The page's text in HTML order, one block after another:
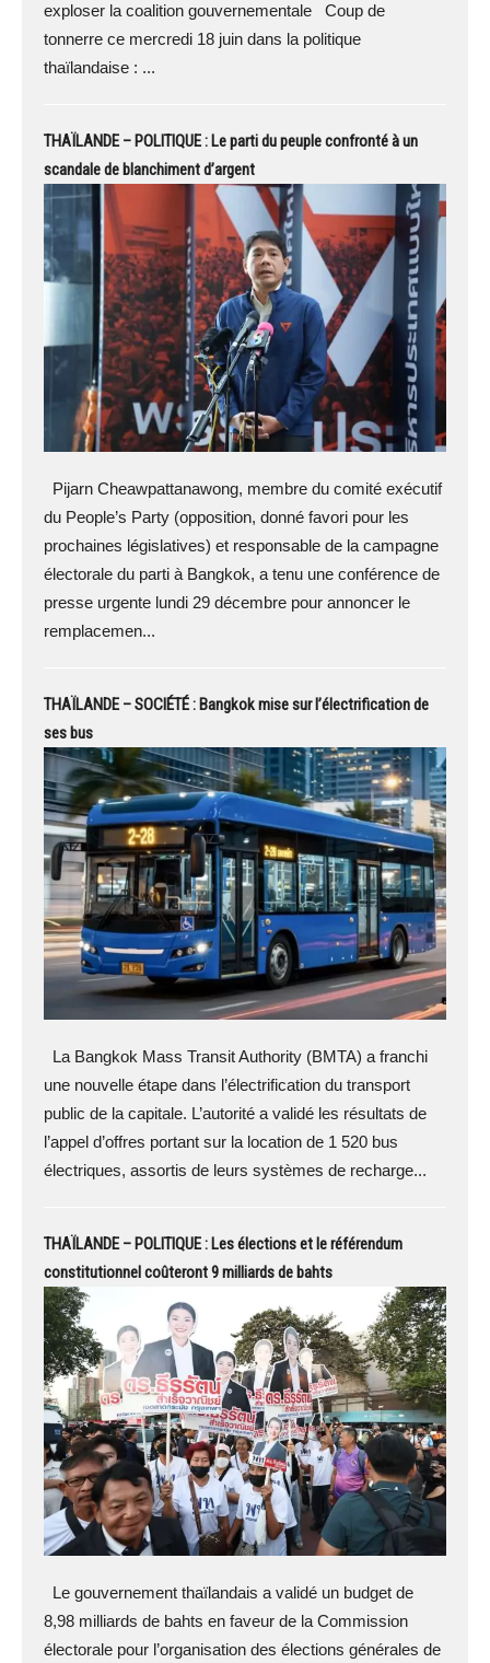
exploser la coalition gouvernementale Coup de
tonnerre ce mercredi 18 juin dans la politique
thaïlandaise : ...
THAÏLANDE – POLITIQUE : Le parti du peuple confronté à un
scandale de blanchiment d’argent
Pijarn Cheawpattanawong, membre du comité exécutif
du People’s Party (opposition, donné favori pour les
prochaines législatives) et responsable de la campagne
électorale du parti à Bangkok, a tenu une conférence de
presse urgente lundi 29 décembre pour annoncer le
remplacemen...
THAÏLANDE – SOCIÉTÉ : Bangkok mise sur l’électrification de
ses bus
La Bangkok Mass Transit Authority (BMTA) a franchi
une nouvelle étape dans l’électrification du transport
public de la capitale. L’autorité a validé les résultats de
l’appel d’offres portant sur la location de 1 520 bus
électriques, assortis de leurs systèmes de recharge...
THAÏLANDE – POLITIQUE : Les élections et le référendum
constitutionnel coûteront 9 milliards de bahts
Le gouvernement thaïlandais a validé un budget de
8,98 milliards de bahts en faveur de la Commission
électorale pour l’organisation des élections générales de